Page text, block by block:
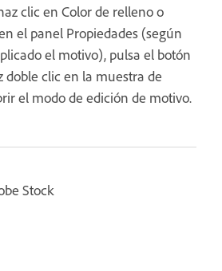
clic en Color de relleno o
el panel Propiedades (según
el motivo), pulsa el botón
doble clic en la muestra de
el modo de edición de motivo.
Stock